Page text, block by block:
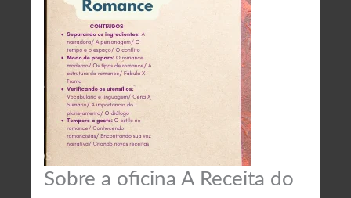
Sobre a oficina A Receita do